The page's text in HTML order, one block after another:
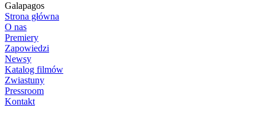
Galapagos
Strona główna
O nas
Premiery
Zapowiedzi
Newsy
Katalog filmów
Zwiastuny
Pressroom
Kontakt